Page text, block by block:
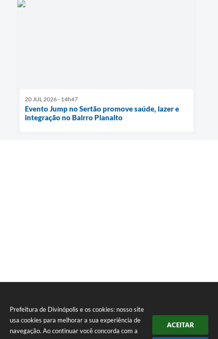
Prefeitura de Divinópolis e os cookies: nosso site
usa cookies para melhorar a sua experiência de
navegação. Ao continuar você concorda com a
ACEITAR
20 JUL 2026 - 14h47
Evento Jump no Sertão promove saúde, lazer e
integração no Bairro Planalto